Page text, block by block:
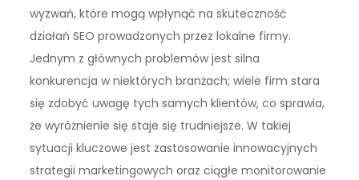
wyzwań, które mogą wpłynąć na skuteczność
działań SEO prowadzonych przez lokalne firmy.
Jednym z głównych problemów jest silna
konkurencja w niektórych branżach; wiele firm stara
się zdobyć uwagę tych samych klientów, co sprawia,
że wyróżnienie się staje się trudniejsze. W takiej
sytuacji kluczowe jest zastosowanie innowacyjnych
strategii marketingowych oraz ciągłe monitorowanie